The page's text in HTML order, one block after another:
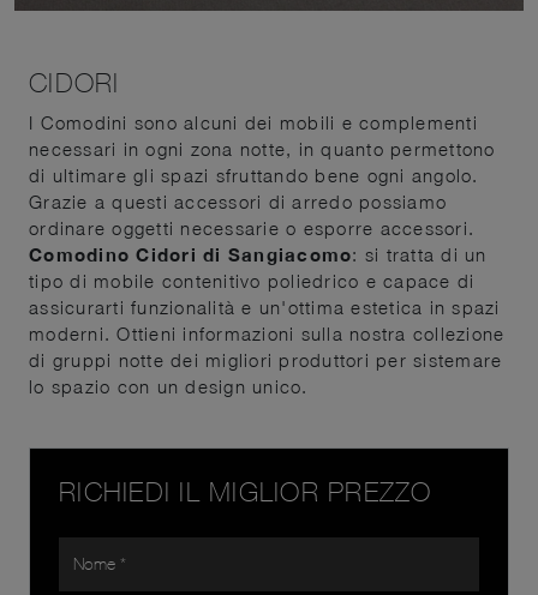
CIDORI
I Comodini sono alcuni dei mobili e complementi
necessari in ogni zona notte, in quanto permettono
di ultimare gli spazi sfruttando bene ogni angolo.
Grazie a questi accessori di arredo possiamo
ordinare oggetti necessarie o esporre accessori.
Comodino Cidori di Sangiacomo: si tratta di un
tipo di mobile contenitivo poliedrico e capace di
assicurarti funzionalità e un'ottima estetica in spazi
moderni. Ottieni informazioni sulla nostra collezione
di gruppi notte dei migliori produttori per sistemare
lo spazio con un design unico.
RICHIEDI IL MIGLIOR PREZZO